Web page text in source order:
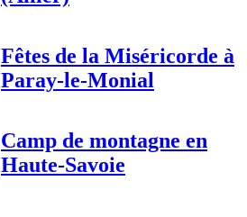
Fêtes de la Miséricorde à
Paray-le-Monial
Camp de montagne en
Haute-Savoie